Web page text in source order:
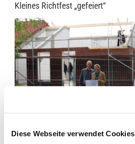
Diese Webseite verwendet Cookies
Kleines Richtfest „gefeiert“
Zeige
grösseres
Bild